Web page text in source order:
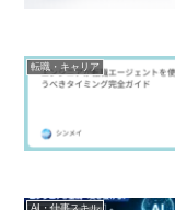
転職・キャリア
AI・仕事スキル